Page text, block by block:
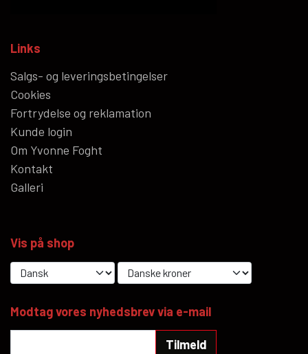
Links
Salgs- og leveringsbetingelser
Cookies
Fortrydelse og reklamation
Kunde login
Om Yvonne Foght
Kontakt
Galleri
Vis på shop
Modtag vores nyhedsbrev via e-mail
Tilmeld